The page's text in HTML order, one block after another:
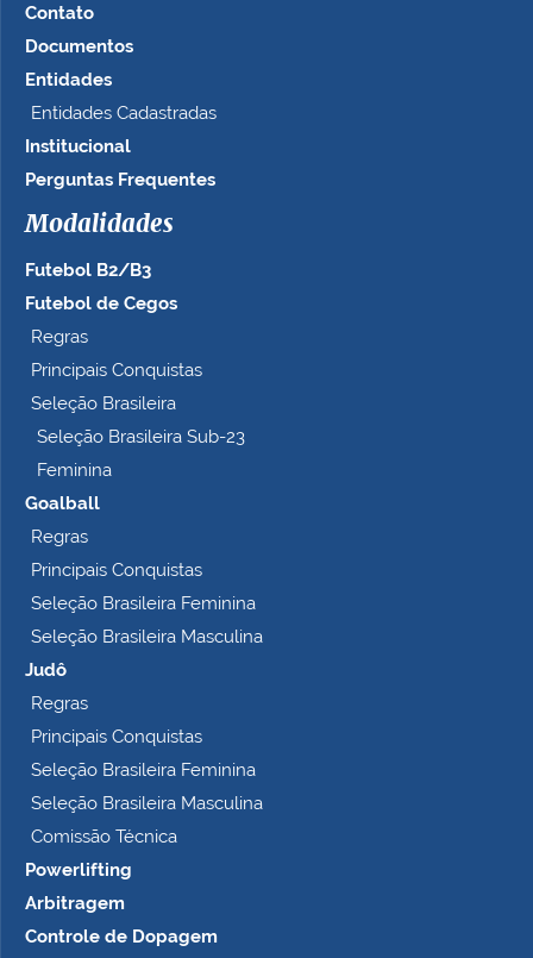
n
o
t
m
a
n
o
o
m
e
t
Contato
Documentos
Entidades
Entidades Cadastradas
Institucional
Perguntas Frequentes
Modalidades
Futebol B2/B3
Futebol de Cegos
Regras
Principais Conquistas
Seleção Brasileira
Seleção Brasileira Sub-23
Feminina
Goalball
Regras
Principais Conquistas
Seleção Brasileira Feminina
Seleção Brasileira Masculina
Judô
Regras
Principais Conquistas
Seleção Brasileira Feminina
Seleção Brasileira Masculina
Comissão Técnica
Powerlifting
Arbitragem
Controle de Dopagem